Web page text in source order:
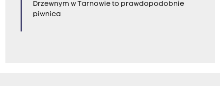
Drzewnym w Tarnowie to prawdopodobnie
piwnica